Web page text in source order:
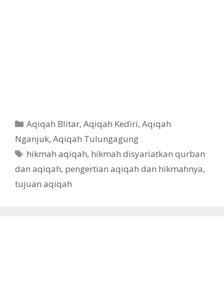
Aqiqah Blitar,Aqiqah Kediri,Aqiqah
Nganjuk, Aqiqah Tulungagung
hikmah aqiqah, hikmah disyariatkan qurban
dan aqiqah, pengertian aqiqah dan hikmahnya,
tujuan aqiqah